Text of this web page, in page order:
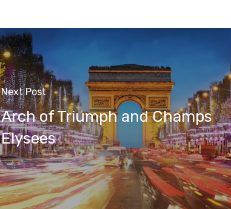
Next Post
Arch of Triumph and Champs
Elysees